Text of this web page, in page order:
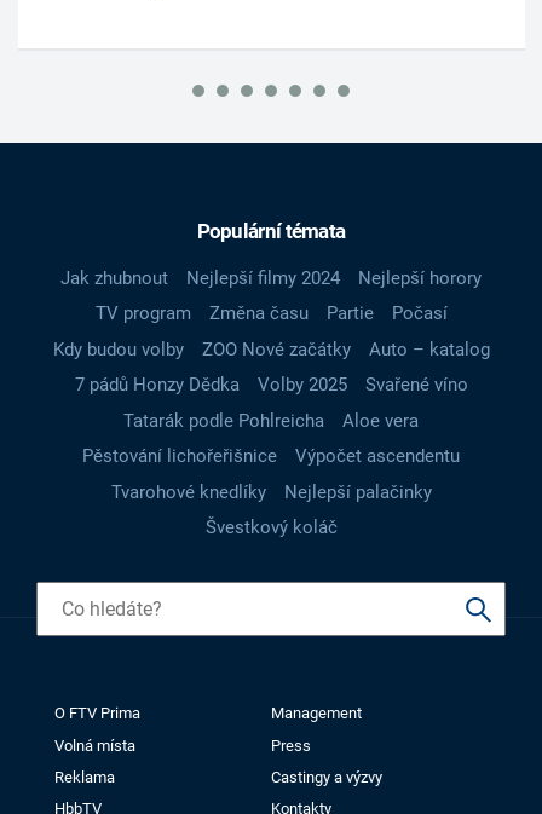
Populární témata
Jak zhubnout Nejlepší filmy 2024
Nejlepší horory
TV program
Změna času Partie
Počasí
Kdy budou volby
ZOO Nové začátky
Auto – katalog
7 pádů Honzy Dědka
Volby 2025
Svařené víno
Tatarák podle Pohlreicha
Aloe vera
Pěstování lichořeřišnice
Výpočet ascendentu
Tvarohové knedlíky
Nejlepší palačinky
Švestkový koláč
O FTV Prima
Management
Volná místa
Press
Reklama
Castingy a výzvy
HbbTV
Kontakty